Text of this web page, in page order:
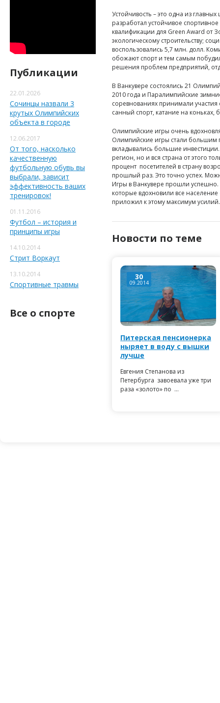
Публикации
22.01.2026
Сочинцы назвали 3
крутых Олимпийских
объекта в городе
12.06.2017
От того, насколько
качественную
футбольную обувь вы
выбрали, зависит
эффективность ваших
тренировок!
01.11.2016
Футбол – история и
принципы игры
14.10.2014
Стрит Воркаут
13.10.2014
Спортивные травмы
Все о спорте
Устойчивость – это одна из
разработал устойчивое
квалификации для Green Award от
экологическому строительству;
воспользовались 5,7 млн. долл.
обожают спорт и тем самым
решения проблем предприятий,
В Ванкувере состоялись 21
2010 года и Паралимпийские
соревнованиях принимали участия
санный спорт, катание на коньках,
Олимпийские игры очень
Олимпийские игры стали большим
вкладывались большие
регион, но и вся страна от этого
процент посетителей в страну
прошлый раз. Это точно успех.
Игры в Ванкувере прошли
которые вдохновили все
приложил к этому максимум усилий.
Новости по теме
30
09.2014
Питерская пенсионерка
ныряет в воду с вышки
лучше
Евгения Степанова из
Петербурга завоевала уже три
раза «золото» по ...